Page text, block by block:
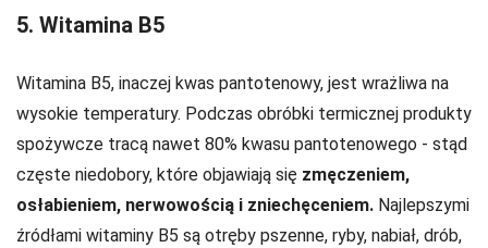
5. Witamina B5
Witamina B5, inaczej kwas pantotenowy, jest wrażliwa na
wysokie temperatury. Podczas obróbki termicznej produkty
spożywcze tracą nawet 80% kwasu pantotenowego - stąd
częste niedobory, które objawiają się zmęczeniem,
osłabieniem, nerwowością i zniechęceniem. Najlepszymi
źródłami witaminy B5 są otręby pszenne, ryby, nabiał, drób,